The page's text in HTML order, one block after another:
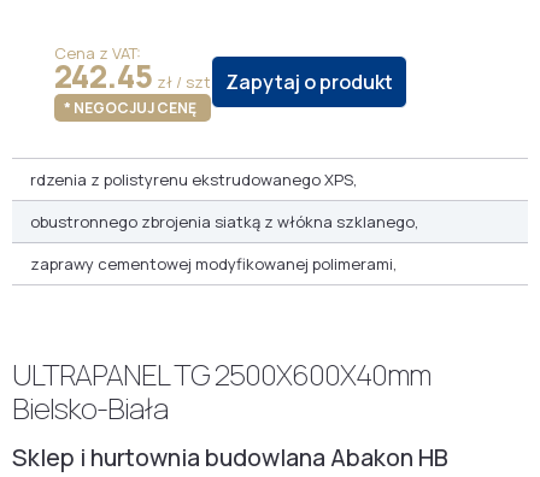
Cena z VAT:
242.45 zł / szt
* NEGOCJUJ CENĘ
Zapytaj o produkt
rdzenia z polistyrenu ekstrudowanego XPS,
obustronnego zbrojenia siatką z włókna szklanego,
zaprawy cementowej modyfikowanej polimerami,
ULTRAPANEL TG 2500X600X40mm
Bielsko-Biała
Sklep i hurtownia budowlana Abakon HB